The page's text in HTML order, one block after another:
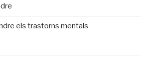
els trastorns mentals